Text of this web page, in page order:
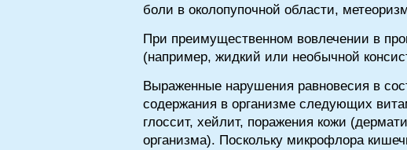
боли в околопупочной области,
При преимущественном вовлечении в
(например, жидкий или необычной
Выраженные нарушения равновесия в
содержания в организме следующих
глоссит, хейлит, поражения кожи
организма). Поскольку микрофлора